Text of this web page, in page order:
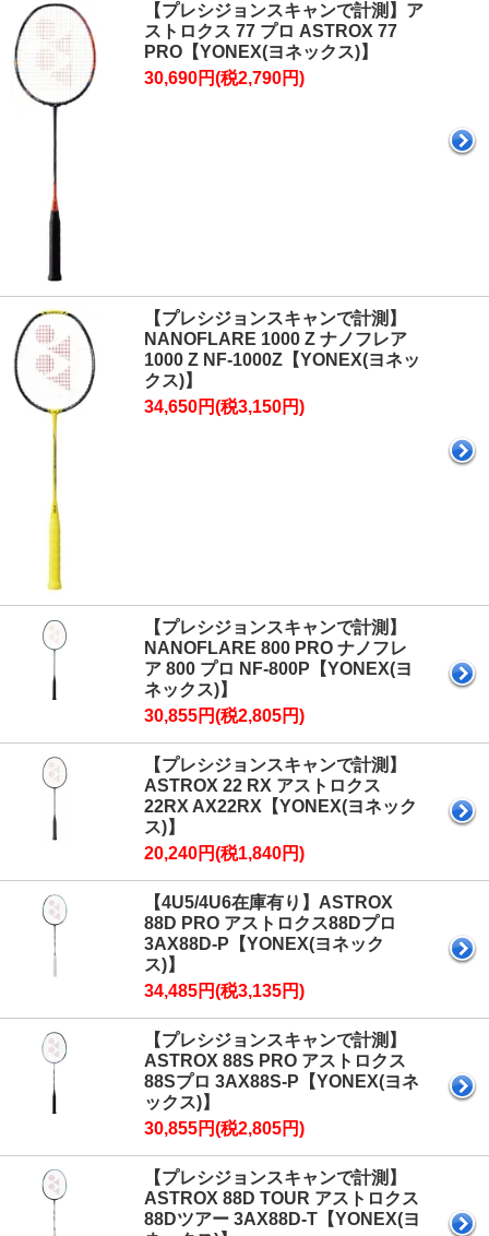
【プレシジョンスキャンで計測】ア
ストロクス 77 プロ ASTROX 77
PRO【YONEX(ヨネックス)】
30,690円(税2,790円)
【プレシジョンスキャンで計測】
NANOFLARE 1000 Z ナノフレア
1000 Z NF-1000Z【YONEX(ヨネッ
クス)】
34,650円(税3,150円)
【プレシジョンスキャンで計測】
NANOFLARE 800 PRO ナノフレ
ア 800 プロ NF-800P【YONEX(ヨ
ネックス)】
30,855円(税2,805円)
【プレシジョンスキャンで計測】
ASTROX 22 RX アストロクス
22RX AX22RX【YONEX(ヨネック
ス)】
20,240円(税1,840円)
【4U5/4U6在庫有り】ASTROX
88D PRO アストロクス88Dプロ
3AX88D-P【YONEX(ヨネック
ス)】
34,485円(税3,135円)
【プレシジョンスキャンで計測】
ASTROX 88S PRO アストロクス
88Sプロ 3AX88S-P【YONEX(ヨネ
ックス)】
30,855円(税2,805円)
【プレシジョンスキャンで計測】
ASTROX 88D TOUR アストロクス
88Dツアー 3AX88D-T【YONEX(ヨ